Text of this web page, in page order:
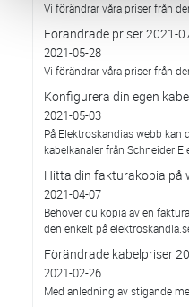
Vi förändrar våra priser från
Förändrade priser 2021-
2021-05-28
Vi förändrar våra priser från
Konfigurera din egen
2021-05-03
På Elektroskandias webb
kabelkanaler från Schneider
Hitta din fakturakopia på
2021-04-07
Behöver du kopia av en
den enkelt på
Förändrade kabelpriser
2021-02-26
Med anledning av stigande